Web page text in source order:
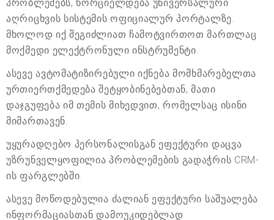
პრობლემებს, ხორციელდება უნივერსალური
აღრიცხვის სისტემის ოფიციალურ პორტალზე.
მხოლოდ იქ შეგიძლიათ ჩამოტვირთოთ მართლაც
მოქმედი ელექტრონული ინსტრუმენტი.
ასევე ავტომატიზირებული იქნება მომხმარებელთა
ურთიერთქმედება შეტყობინებებთან, მათი
დაჯგუფება იმ თემის მიხედვით, რომელსაც ისინი
მიმართავენ.
უყურადღებო პერსონალისგან ეფექტური დაცვა
უზრუნველყოფილია პრობლემების გადაჭრის CRM-
ის ფარგლებში.
ასევე მოწოდებულია ძალიან ეფექტური საშუალება
ინფორმაციასთან დამოუკიდებლად